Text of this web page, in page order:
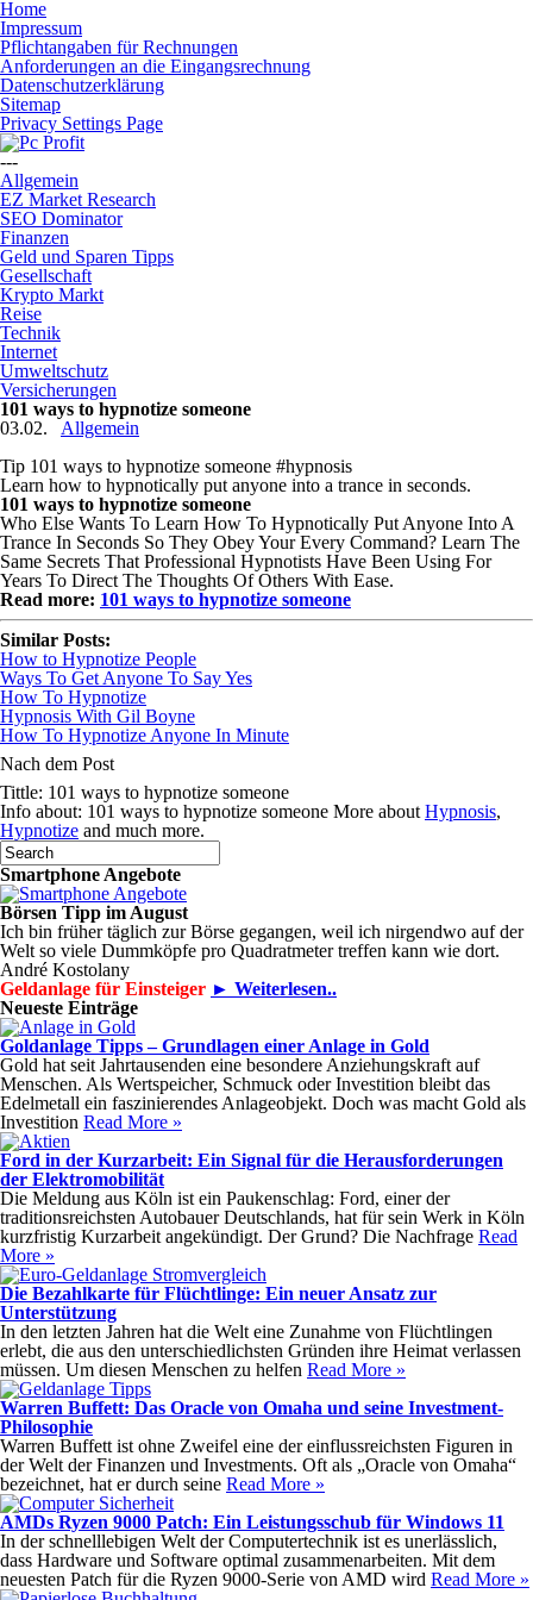
Home
Impressum
Pflichtangaben für Rechnungen
Anforderungen an die Eingangsrechnung
Datenschutzerklärung
Sitemap
Privacy Settings Page
---
Allgemein
EZ Market Research
SEO Dominator
Finanzen
Geld und Sparen Tipps
Gesellschaft
Krypto Markt
Reise
Technik
Internet
Umweltschutz
Versicherungen
101 ways to hypnotize someone
03.02.
Allgemein
Tip 101 ways to hypnotize someone #hypnosis
Learn how to hypnotically put anyone into a trance in seconds.
101 ways to hypnotize someone
Who Else Wants To Learn How To Hypnotically Put Anyone Into A
Trance In Seconds So They Obey Your Every Command? Learn The
Same Secrets That Professional Hypnotists Have Been Using For
Years To Direct The Thoughts Of Others With Ease.
Read more: 101 ways to hypnotize someone
Similar Posts:
How to Hypnotize People
Ways To Get Anyone To Say Yes
How To Hypnotize
Hypnosis With Gil Boyne
How To Hypnotize Anyone In Minute
Nach dem Post
Tittle: 101 ways to hypnotize someone
Info about: 101 ways to hypnotize someone More about Hypnosis,
Hypnotize and much more.
Smartphone Angebote
Börsen Tipp im August
Ich bin früher täglich zur Börse gegangen, weil ich nirgendwo auf der
Welt so viele Dummköpfe pro Quadrat­meter treffen kann wie dort.
André Kostolany
Geldanlage für Einsteiger ► Weiterlesen..
Neueste Einträge
Goldanlage Tipps – Grundlagen einer Anlage in Gold
Gold hat seit Jahrtausenden eine besondere Anziehungskraft auf
Menschen. Als Wertspeicher, Schmuck oder Investition bleibt das
Edelmetall ein faszinierendes Anlageobjekt. Doch was macht Gold als
Investition Read More »
Ford in der Kurzarbeit: Ein Signal für die Herausforderungen
der Elektromobilität
Die Meldung aus Köln ist ein Paukenschlag: Ford, einer der
traditionsreichsten Autobauer Deutschlands, hat für sein Werk in Köln
kurzfristig Kurzarbeit angekündigt. Der Grund? Die Nachfrage Read
More »
Die Bezahlkarte für Flüchtlinge: Ein neuer Ansatz zur
Unterstützung
In den letzten Jahren hat die Welt eine Zunahme von Flüchtlingen
erlebt, die aus den unterschiedlichsten Gründen ihre Heimat verlassen
müssen. Um diesen Menschen zu helfen Read More »
Warren Buffett: Das Oracle von Omaha und seine Investment-
Philosophie
Warren Buffett ist ohne Zweifel eine der einflussreichsten Figuren in
der Welt der Finanzen und Investments. Oft als „Oracle von Omaha“
bezeichnet, hat er durch seine Read More »
AMDs Ryzen 9000 Patch: Ein Leistungsschub für Windows 11
In der schnelllebigen Welt der Computertechnik ist es unerlässlich,
dass Hardware und Software optimal zusammenarbeiten. Mit dem
neuesten Patch für die Ryzen 9000-Serie von AMD wird Read More »